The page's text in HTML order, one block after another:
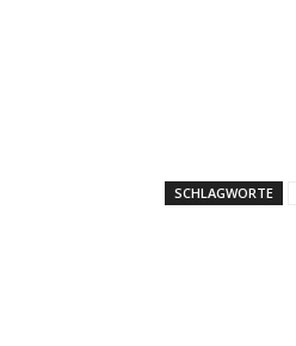
SCHLAGWORTE